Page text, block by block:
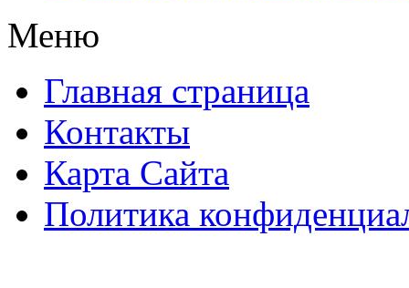
Меню
Главная страница
Контакты
Карта Сайта
Политика